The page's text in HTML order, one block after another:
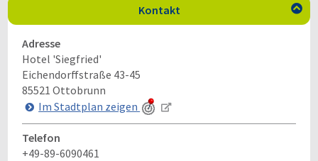
Kontakt 
Adresse
Hotel 'Siegfried'
Eichendorffstraße 43-45
85521 Ottobrunn
Im Stadtplan zeigen
Telefon
+49-89-6090461